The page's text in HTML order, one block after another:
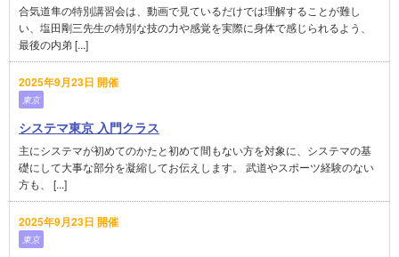
合気道隼の特別講習会は、動画で見ているだけでは理解することが難し
い、塩田剛三先生の特別な技の力や感覚を実際に身体で感じられるよう、
最後の内弟 [...]
2025年9月23日 開催
東京
システマ東京 入門クラス
主にシステマが初めてのかたと初めて間もない方を対象に、システマの基
礎にして大事な部分を凝縮してお伝えします。 武道やスポーツ経験のない
方も、 [...]
2025年9月23日 開催
東京